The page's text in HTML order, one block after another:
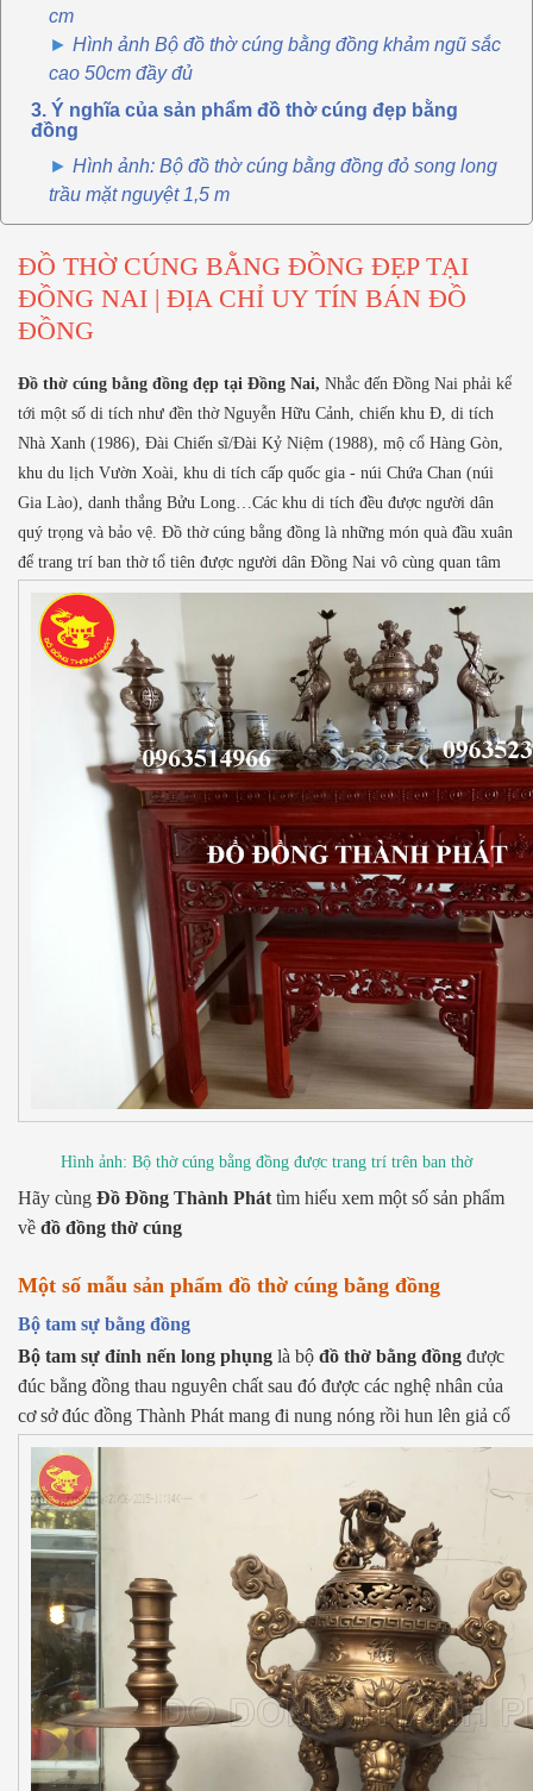
cm
Hình ảnh Bộ đồ thờ cúng bằng đồng khảm ngũ sắc
cao 50cm đầy đủ
3. Ý nghĩa của sản phẩm đồ thờ cúng đẹp bằng
đồng
Hình ảnh: Bộ đồ thờ cúng bằng đồng đỏ song long
trầu mặt nguyệt 1,5 m
ĐỒ THỜ CÚNG BẰNG ĐỒNG ĐẸP TẠI
ĐỒNG NAI | ĐỊA CHỈ UY TÍN BÁN ĐỒ
ĐỒNG
Đồ thờ cúng bằng đồng đẹp tại Đồng Nai, Nhắc đến Đồng Nai phải kể
tới một số di tích như đền thờ Nguyễn Hữu Cảnh, chiến khu Đ, di tích
Nhà Xanh (1986), Đài Chiến sĩ/Đài Kỷ Niệm (1988), mộ cổ Hàng Gòn,
khu du lịch Vườn Xoài, khu di tích cấp quốc gia - núi Chứa Chan (núi
Gia Lào), danh thắng Bửu Long…Các khu di tích đều được người dân
quý trọng và bảo vệ. Đồ thờ cúng bằng đồng là những món quà đầu xuân
để trang trí ban thờ tổ tiên được người dân Đồng Nai vô cùng quan tâm
Hình ảnh: Bộ thờ cúng bằng đồng được trang trí trên ban thờ
Hãy cùng Đồ Đồng Thành Phát tìm hiểu xem một số sản phẩm
về đồ đồng thờ cúng
Một số mẫu sản phẩm đồ thờ cúng bằng đồng
Bộ tam sự bằng đồng
Bộ tam sự đỉnh nến long phụng là bộ đồ thờ bằng đồng được
đúc bằng đồng thau nguyên chất sau đó được các nghệ nhân của
cơ sở đúc đồng Thành Phát mang đi nung nóng rồi hun lên giả cổ